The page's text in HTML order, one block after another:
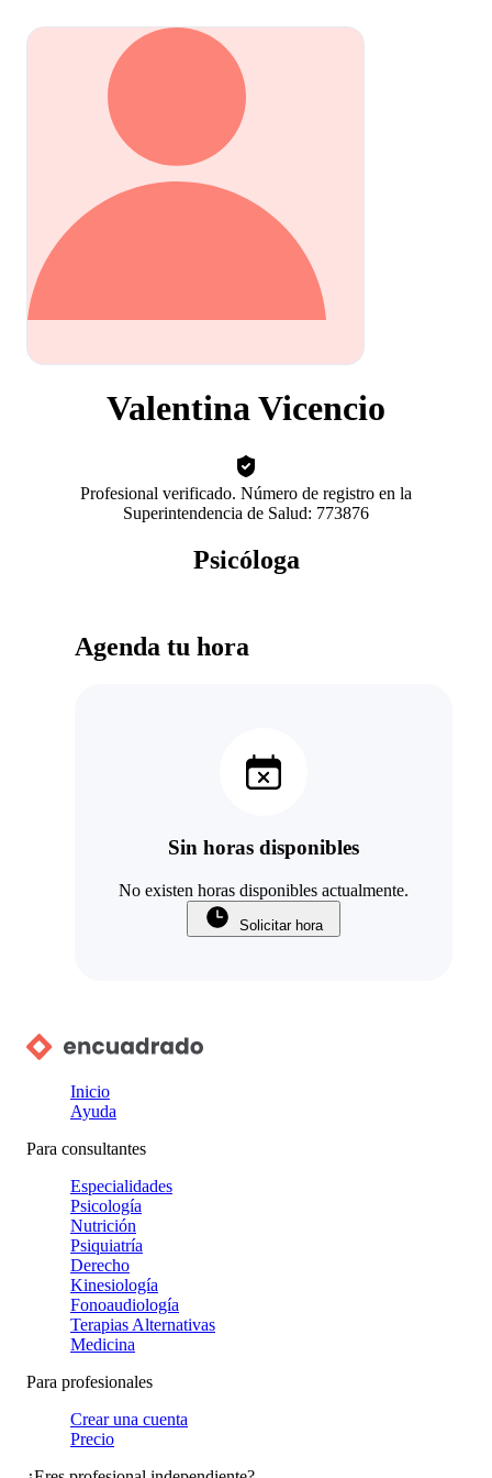
Valentina Vicencio
Profesional verificado. Número de registro en la
Superintendencia de Salud: 773876
Psicóloga
Agenda tu hora
Sin horas disponibles
No existen horas disponibles actualmente.
Solicitar hora
Inicio
Ayuda
Para consultantes
Especialidades
Psicología
Nutrición
Psiquiatría
Derecho
Kinesiología
Fonoaudiología
Terapias Alternativas
Medicina
Para profesionales
Crear una cuenta
Precio